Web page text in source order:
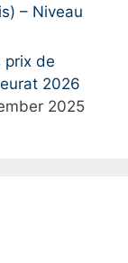
– Niveau
prix de
2026
2025